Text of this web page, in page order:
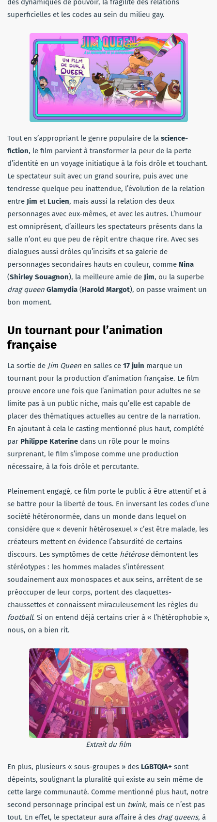
des dynamiques de pouvoir, la fragilité des relations
superficielles et les codes au sein du milieu gay.
Tout en s’appropriant le genre populaire de la science-
fiction, le film parvient à transformer la peur de la perte
d’identité en un voyage initiatique à la fois drôle et touchant.
Le spectateur suit avec un grand sourire, puis avec une
tendresse quelque peu inattendue, l’évolution de la relation
entre Jim et Lucien, mais aussi la relation des deux
personnages avec eux-mêmes, et avec les autres. L’humour
est omniprésent, d’ailleurs les spectateurs présents dans la
salle n’ont eu que peu de répit entre chaque rire. Avec ses
dialogues aussi drôles qu’incisifs et sa galerie de
personnages secondaires hauts en couleur, comme Nina
(Shirley Souagnon), la meilleure amie de Jim, ou la superbe
drag queen Glamydia (Harold Margot), on passe vraiment un
bon moment.
Un tournant pour l’animation
française
La sortie de Jim Queen en salles ce 17 juin marque un
tournant pour la production d’animation française. Le film
prouve encore une fois que l’animation pour adultes ne se
limite pas à un public niche, mais qu’elle est capable de
placer des thématiques actuelles au centre de la narration.
En ajoutant à cela le casting mentionné plus haut, complété
par Philippe Katerine dans un rôle pour le moins
surprenant, le film s’impose comme une production
nécessaire, à la fois drôle et percutante.
Pleinement engagé, ce film porte le public à être attentif et à
se battre pour la liberté de tous. En inversant les codes d’une
société hétéronormée, dans un monde dans lequel on
considère que « devenir hétérosexuel » c’est être malade, les
créateurs mettent en évidence l’absurdité de certains
discours. Les symptômes de cette hétérosedémontent les
stéréotypes : les hommes malades s’intéressent
soudainement aux monospaces et aux seins, arrêtent de se
préoccuper de leur corps, portent des claquettes-
chaussettes et connaissent miraculeusement les règles du
football. Si on entend déjà certains crier à « l’hétérophobie »,
nous, on a bien rit.
Extrait du film
En plus, plusieurs « sous-groupes » des LGBTQIA+ sont
dépeints, soulignant la pluralité qui existe au sein même de
cette large communauté. Comme mentionné plus haut, notre
second personnage principal est un twink, mais ce n’est pas
tout. En effet, le spectateur aura affaire à des drag queens, à